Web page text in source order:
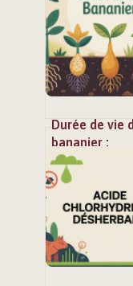
Durée de vie
bananier :
comprendre,
prolonger et
renouveler